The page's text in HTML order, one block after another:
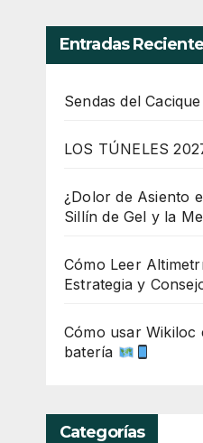
Entradas
Sendas del
LOS TÚNELES
¿Dolor de Asiento
Sillín de Gel y la
Cómo Leer
Estrategia y
Cómo usar
batería
Categorías